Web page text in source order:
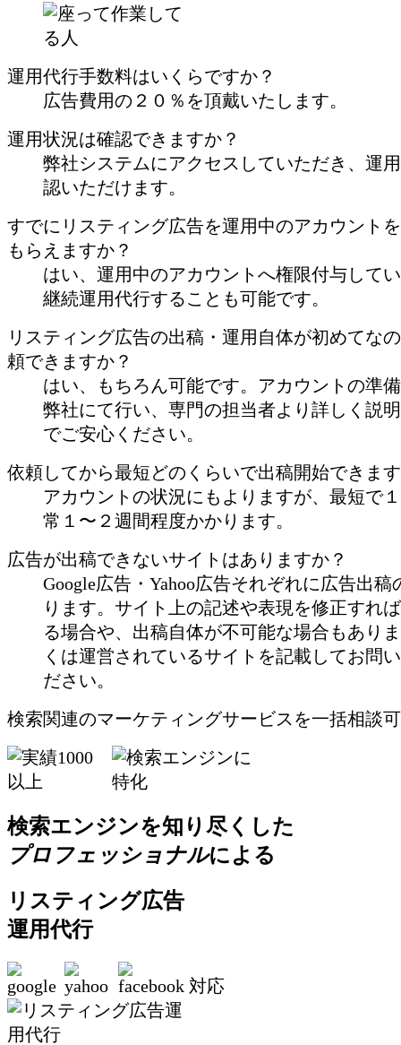
運用代行手数料はいくらですか？
広告費用の２０％を頂戴いたします。
運用状況は確認できますか？
弊社システムにアクセスしていただき、運
認いただけます。
すでにリスティング広告を運用中のアカウント
もらえますか？
はい、運用中のアカウントへ権限付与して
継続運用代行することも可能です。
リスティング広告の出稿・運用自体が初めてな
頼できますか？
はい、もちろん可能です。アカウントの準
弊社にて行い、専門の担当者より詳しく説
でご安心ください。
依頼してから最短どのくらいで出稿開始できま
アカウントの状況にもよりますが、最短で
常１〜２週間程度かかります。
広告が出稿できないサイトはありますか？
Google広告・Yahoo広告それぞれに広告出稿
ります。サイト上の記述や表現を修正すれ
る場合や、出稿自体が不可能な場合もあり
くは運営されているサイトを記載してお問
ださい。
検索関連のマーケティングサービスを一括相談可
検索エンジンを知り尽くした
プロフェッショナルによる
リスティング広告
運用代行
対応